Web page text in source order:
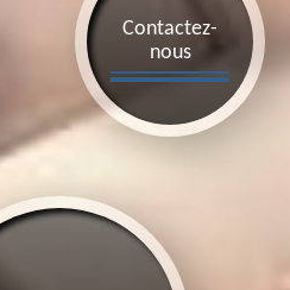
Contactez-
nous